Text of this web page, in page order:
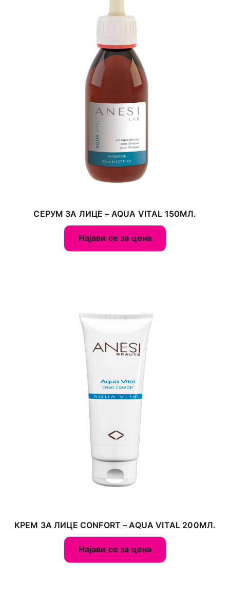
СЕРУМ ЗА ЛИЦЕ – AQUA VITAL 150МЛ.
Најави се за цена
КРЕМ ЗА ЛИЦЕ CONFORT – AQUA VITAL 200МЛ.
Најави се за цена